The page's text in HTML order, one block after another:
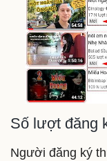
Số lượt đăng
Người đăng ký